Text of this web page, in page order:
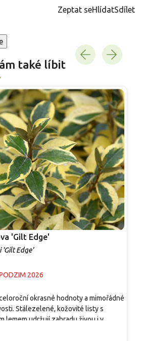
Zeptat seHlídatSdílet
také líbit
'Gilt Edge'
'Gilt Edge'
2026
okrasné hodnoty a mimořádné
Stálezelené, kožovité listy s
lemem udržují zahradu živou i v
vytváří hustý habitus vhodný pro živé